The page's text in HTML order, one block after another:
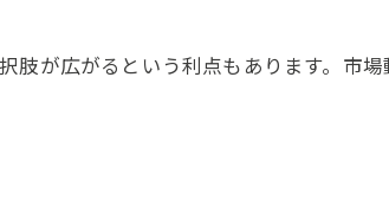
踏まえた資産価値の考え方
が広がるという利点もあります。市
合わせはこちら
合わせはこちら